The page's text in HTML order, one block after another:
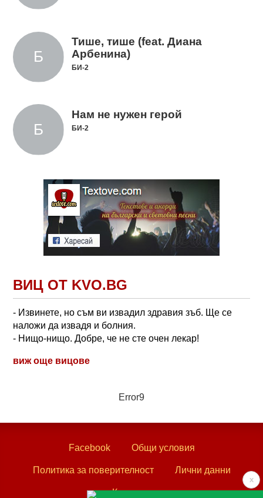
Тише, тише (feat. Диана
Арбенина)
БИ-2
Нам не нужен герой
БИ-2
ВИЦ ОТ KVO.BG
- Извинете, но съм ви извадил здравия зъб. Ще се
наложи да извадя и болния.
- Нищо-нищо. Добре, че не сте очен лекар!
виж още вицове
Error9
x
Facebook Общи условия
Политика за поверителност Лични данни
Контакти